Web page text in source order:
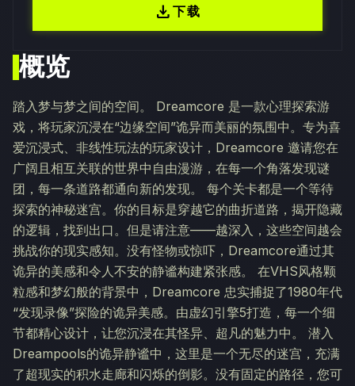
概览
踏入梦与梦之间的空间。 Dreamcore 是一款心理探索游
戏，将玩家沉浸在“边缘空间”诡异而美丽的氛围中。专为喜
爱沉浸式、非线性玩法的玩家设计，Dreamcore 邀请您在
广阔且相互关联的世界中自由漫游，在每一个角落发现谜
团，每一条道路都通向新的发现。 每个关卡都是一个等待
探索的神秘迷宫。你的目标是穿越它的曲折道路，揭开隐藏
的逻辑，找到出口。但是请注意——越深入，这些空间越会
挑战你的现实感知。没有怪物或惊吓，Dreamcore通过其
诡异的美感和令人不安的静谧构建紧张感。 在VHS风格颗
粒感和梦幻般的背景中，Dreamcore 忠实捕捉了1980年代
“发现录像”探险的诡异美感。由虚幻引擎5打造，每一个细
节都精心设计，让您沉浸在其怪异、超凡的魅力中。 潜入
Dreampools的诡异静谧中，这里是一个无尽的迷宫，充满
了超现实的积水走廊和闪烁的倒影。没有固定的路径，您可
download下载